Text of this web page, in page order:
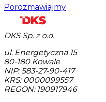
Porozmawiajmy
DKS Sp. z o.o.
ul. Energetyczna 15
80-180 Kowale
NIP: 583-27-90-417
KRS: 0000099557
REGON: 190917946